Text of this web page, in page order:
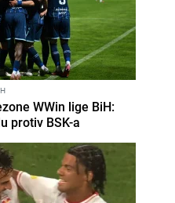
WWin lige BiH:
protiv BSK-a